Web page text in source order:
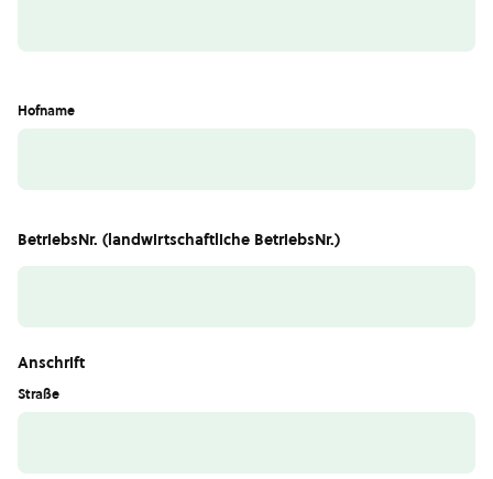
Hofname
BetriebsNr. (landwirtschaftliche BetriebsNr.)
Anschrift
Straße